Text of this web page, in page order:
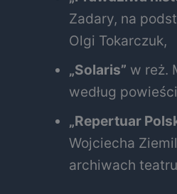
Zadary, na
Olgi Tokarczuk,
„Solaris” w reż.
według
„Repertuar
Wojciecha
archiwach